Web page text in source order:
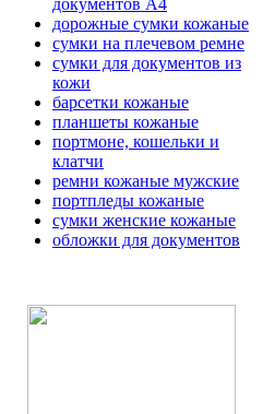
документов А4
дорожные сумки кожаные
сумки на плечевом ремне
сумки для документов из
кожи
барсетки кожаные
планшеты кожаные
портмоне, кошельки и
клатчи
ремни кожаные мужские
портпледы кожаные
сумки женские кожаные
обложки для документов